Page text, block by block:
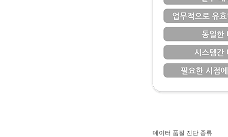
데이터 품질 진단 종류